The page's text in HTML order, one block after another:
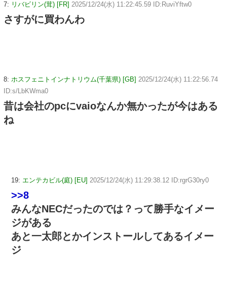
7: リバビリン(茸) [FR] 2025/12/24(水) 11:22:45.59 ID:RuviYftw0
さすがに買わんわ
8: ホスフェニトインナトリウム(千葉県) [GB] 2025/12/24(水) 11:22:56.74
ID:s/LbKWma0
昔は会社のpcにvaioなんか無かったが今はある
ね
19: エンテカビル(庭) [EU] 2025/12/24(水) 11:29:38.12 ID:rgrG30ry0
>>8
みんなNECだったのでは？って勝手なイメー
ジがある
あと一太郎とかインストールしてあるイメー
ジ